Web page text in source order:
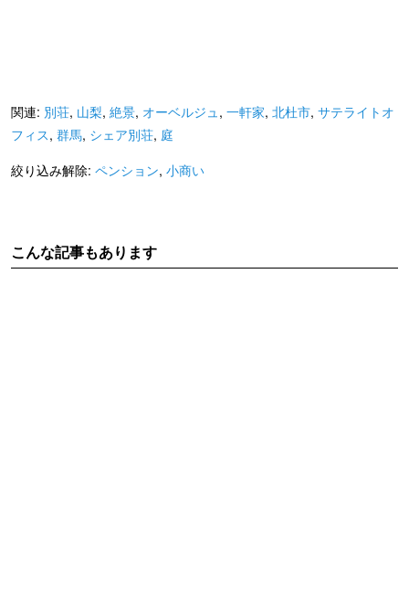
関連: 別荘, 山梨, 絶景, オーベルジュ, 一軒家, 北杜市, サテライトオ
フィス, 群馬, シェア別荘, 庭
絞り込み解除: ペンション, 小商い
こんな記事もあります